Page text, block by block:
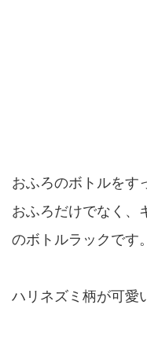
おふろのボトルをす
おふろだけでなく、
のボトルラックです。
ハリネズミ柄が可愛